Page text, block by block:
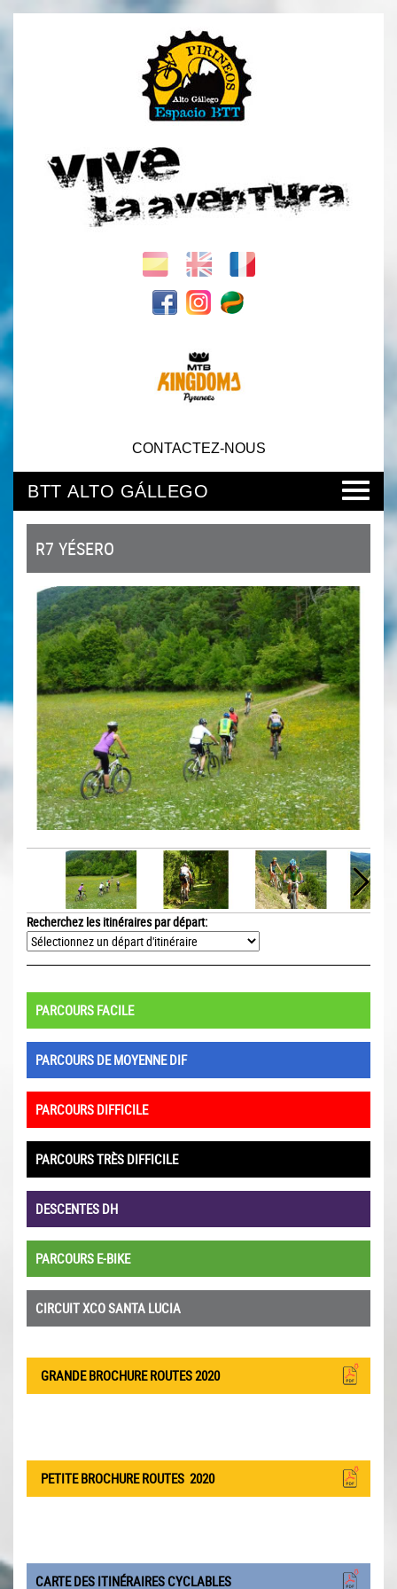
CONTACTEZ-NOUS
BTT ALTO GÁLLEGO
R7 YÉSERO
Recherchez les itinéraires par départ:
PARCOURS FACILE
PARCOURS DE MOYENNE DIF
PARCOURS DIFFICILE
PARCOURS TRÈS DIFFICILE
DESCENTES DH
PARCOURS E-BIKE
CIRCUIT XCO SANTA LUCIA
GRANDE BROCHURE ROUTES 2020
PETITE BROCHURE ROUTES 2020
CARTE DES ITINÉRAIRES CYCLABLES